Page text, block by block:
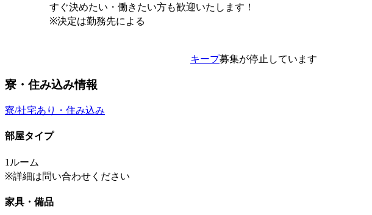
すぐ決めたい・働きたい方も歓迎いたします！
※決定は勤務先による
キープ募集が停止しています
寮・住み込み情報
寮/社宅あり・住み込み
部屋タイプ
1ルーム
※詳細は問い合わせください
家具・備品